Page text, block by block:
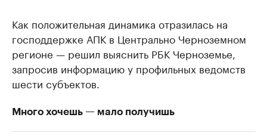
Как положительная динамика отразилась на
господдержке АПК в Центрально Черноземном
регионе — решил выяснить РБК Черноземье,
запросив информацию у профильных ведомств
шести субъектов.
Много хочешь — мало получишь